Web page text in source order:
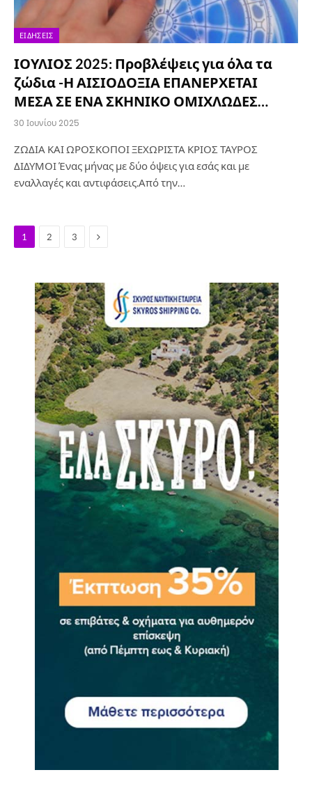
ΕΙΔΉΣΕΙΣ
ΙΟΥΛΙΟΣ 2025: Προβλέψεις για όλα τα
ζώδια -Η ΑΙΣΙΟΔΟΞΙΑ ΕΠΑΝΕΡΧΕΤΑΙ
ΜΕΣΑ ΣΕ ΕΝΑ ΣΚΗΝΙΚΟ ΟΜΙΧΛΩΔΕΣ…
30 Ιουνίου 2025
ΖΩΔΙΑ ΚΑΙ ΩΡΟΣΚΟΠΟΙ ΞΕΧΩΡΙΣΤΑ ΚΡΙΟΣ ΤΑΥΡΟΣ
ΔΙΔΥΜΟΙ Ένας μήνας με δύο όψεις για εσάς και με
εναλλαγές και αντιφάσεις.Από την…
1 2 3 Next